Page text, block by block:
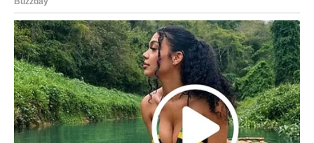
ŠKORPIJA – tri dana u kojima
se briše prošlost i otvara nova
sudbina
Škorpija je prošla kroz emotivnu oluju poslednjih meseci.
Nosila je bol, ćutala, analizirala i čekala.